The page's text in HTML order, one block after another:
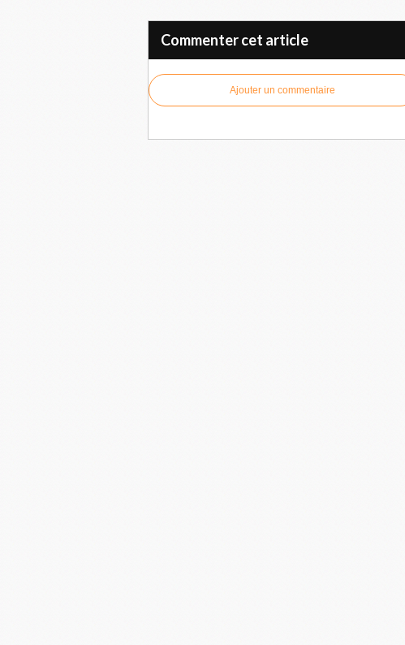
Commenter cet article
Ajouter un commentaire